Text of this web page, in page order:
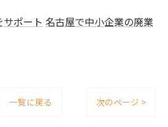
ポート 名古屋で中小企業の廃業
一覧に戻る 次のページ >